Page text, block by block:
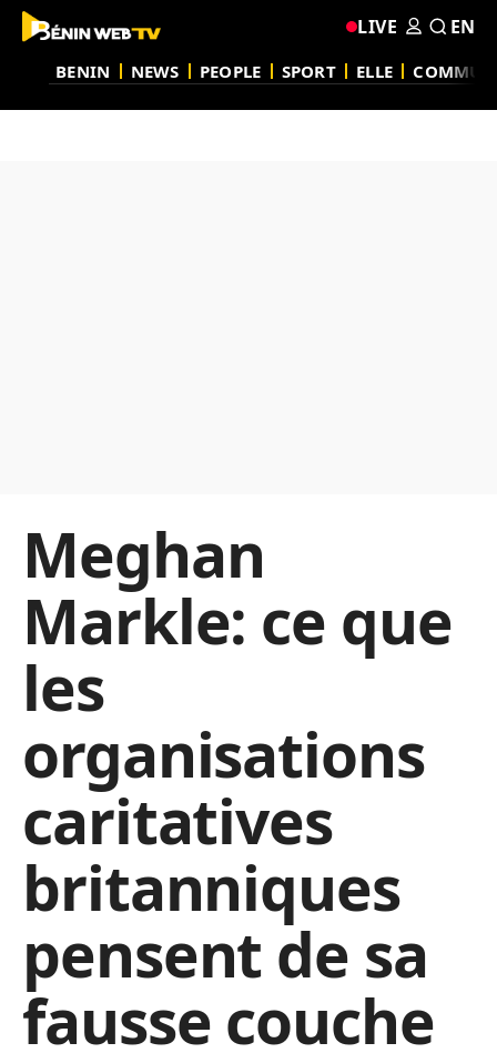
BENIN NEWS PEOPLE SPORT ELLE
LIVE EN
Meghan
Markle: ce que
les
organisations
caritatives
britanniques
pensent de sa
fausse couche